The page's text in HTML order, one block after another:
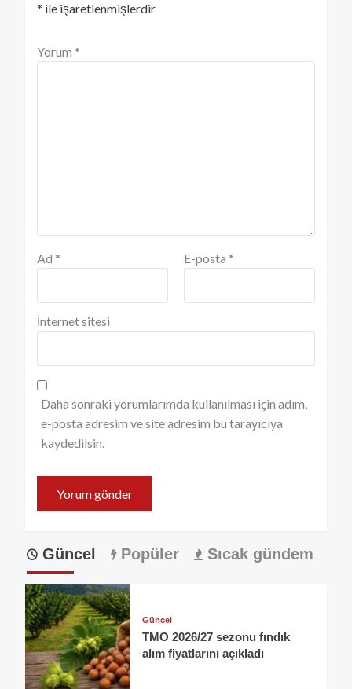
* ile işaretlenmişlerdir
Yorum *
Ad * E-posta *
İnternet sitesi
Daha sonraki yorumlarımda kullanılması için adım,
e-posta adresim ve site adresim bu tarayıcıya
kaydedilsin.
Güncel Popüler Sıcak gündem
Güncel
TMO 2026/27 sezonu fındık
alım fiyatlarını açıkladı